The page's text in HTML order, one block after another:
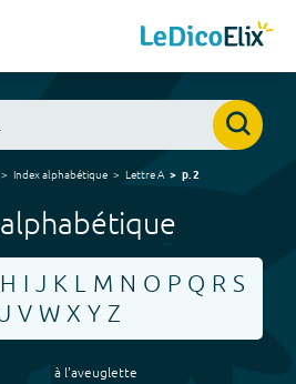
Index alphabétique LettreA p.2
H I J K L M N O P Q R S
V W X Y Z
à l'aveuglette